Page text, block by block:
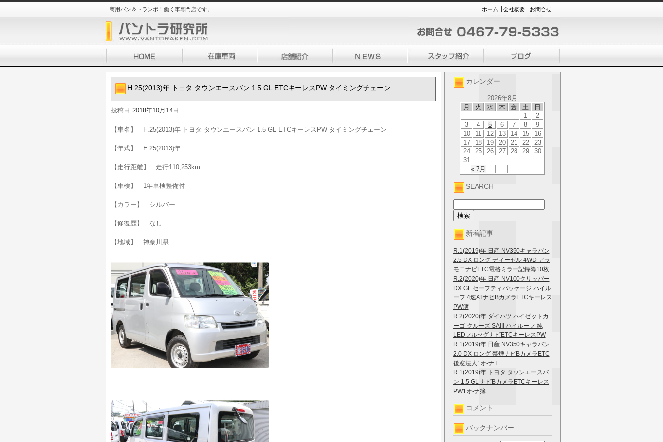
商用バン＆トランポ！働く車専門店です。 ホーム 会社概要 お問合せ
カレンダー
2026年8月
月
火 水 木 金 土 日
« 7月
1
2
3
4 5 6 7 8
9
10
11 12 13 14 15
16
17
18 19 20 21 22
23
24
25 26 27 28 29
30
31
SEARCH
新着記事
R.1(2019)年 日産 NV350キャラバン
2.5 DX ロング ディーゼル 4WD アラ
モニナビETC電格ミラー記録簿10枚
R.2(2020)年 日産 NV100クリッパー
DX GL セーフティパッケージ ハイル
ーフ 4速ATナビBカメラETCキーレス
PW簿
R.2(2020)年 ダイハツ ハイゼットカ
ーゴ クルーズ SAIII ハイルーフ 純
LEDフルセグナビETCキーレスPW
R.1(2019)年 日産 NV350キャラバン
2.0 DX ロング 禁煙ナビBカメラETC
後窓法人1オ-ナT
R.1(2019)年 トヨタ タウンエースバ
ン 1.5 GL ナビBカメラETCキーレス
PW1オ-ナ簿
コメント
バックナンバー
H.25(2013)年 トヨタ タウンエースバン 1.5 GL ETCキーレスPW タイミングチェーン
投稿日 2018年10月14日
【車名】 H.25(2013)年 トヨタ タウンエースバン 1.5 GL ETCキーレスPW タイミングチェーン
【年式】 H.25(2013)年
【走行距離】 走行110,253km
【車検】 1年車検整備付
【カラー】 シルバー
【修復歴】 なし
【地域】 神奈川県